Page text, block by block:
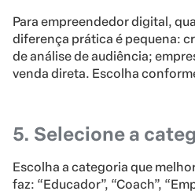
Para empreendedor digital,
diferença prática é pequena:
de análise de audiência;
venda direta. Escolha
5. Selecione a
Escolha a categoria que
faz: “Educador”, “Coach”,